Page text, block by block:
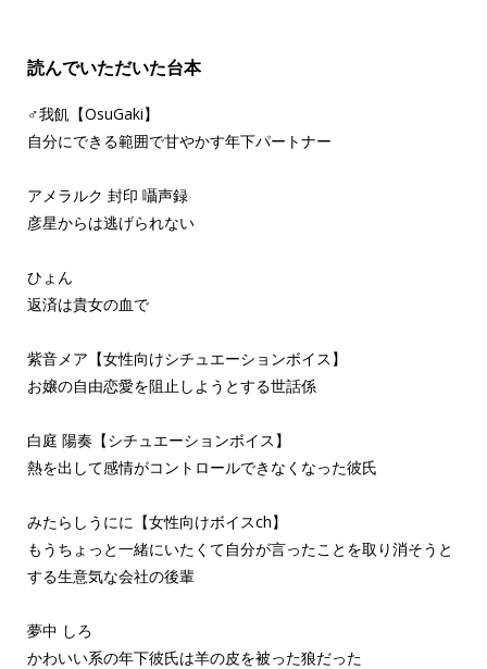
読んでいただいた台本
♂我飢【OsuGaki】
自分にできる範囲で甘やかす年下パートナー
アメラルク 封印 囁声録
彦星からは逃げられない
ひょん
返済は貴女の血で
紫音メア【女性向けシチュエーションボイス】
お嬢の自由恋愛を阻止しようとする世話係
白庭 陽奏【シチュエーションボイス】
熱を出して感情がコントロールできなくなった彼氏
みたらしうにに【女性向けボイスch】
もうちょっと一緒にいたくて自分が言ったことを取り消そうと
する生意気な会社の後輩
夢中 しろ
かわいい系の年下彼氏は羊の皮を被った狼だった